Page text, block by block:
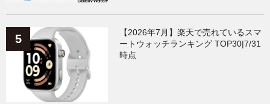
【2026年7月】楽天で売れているスマ
ートウォッチランキング TOP30|7/31
時点